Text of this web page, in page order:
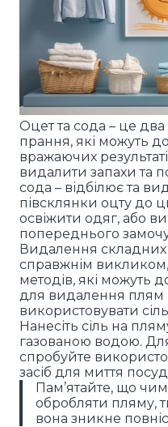
Оцет та сода – це два
прання, які можуть
вражаючих
видалити запахи та
сода – відбілює та
півсклянки оцту до
освіжити одяг, або
попереднього
Видалення
справжнім викликом,
методів, які можуть
для видалення плям
використовувати
Нанесіть сіль на
газованою водою.
спробуйте
засіб для миття
Пам’ятайте, що
обробляти пляму,
вона зникне